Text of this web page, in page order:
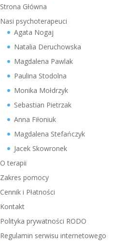
Strona Główna
Nasi psychoterapeuci
Agata Nogaj
Natalia Deruchowska
Magdalena Pawlak
Paulina Stodolna
Monika Mołdrzyk
Sebastian Pietrzak
Anna Fiłoniuk
Magdalena Stefańczyk
Jacek Skowronek
O terapii
Zakres pomocy
Cennik i Płatności
Kontakt
Polityka prywatności RODO
Regulamin serwisu internetowego